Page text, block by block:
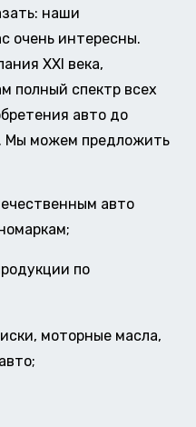
наши
очень интересны.
XXI века,
полный спектр всех
авто до
Мы можем предложить
авто
по
моторные масла,